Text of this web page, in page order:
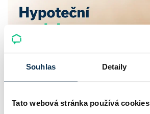
Souhlas Detaily
Tato webová stránka používá cookies